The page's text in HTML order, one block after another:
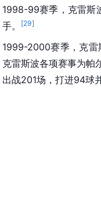
1998-99赛季，克雷斯
手。
[29]
1999-2000赛季，克雷
克雷斯波各项赛事为帕
出战201场，打进94球